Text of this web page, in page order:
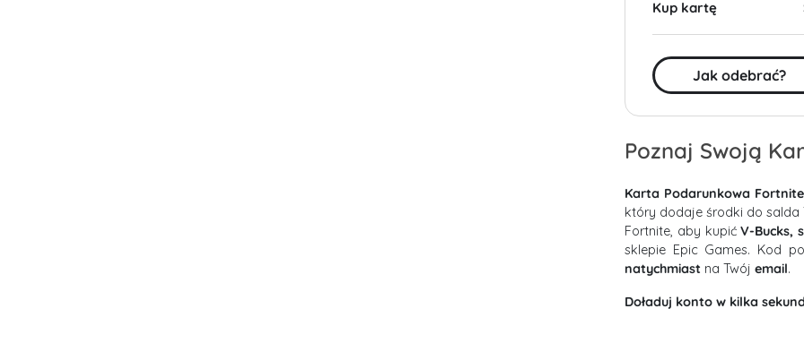
Kup kartę
Jak odebrać?
Poznaj Swoją
Karta Podarunkowa Fortnite
który dodaje środki do salda
Fortnite, aby kupićV-Bucks,
sklepie Epic Games. Kod
natychmiast na Twój email.
Doładuj konto w kilka